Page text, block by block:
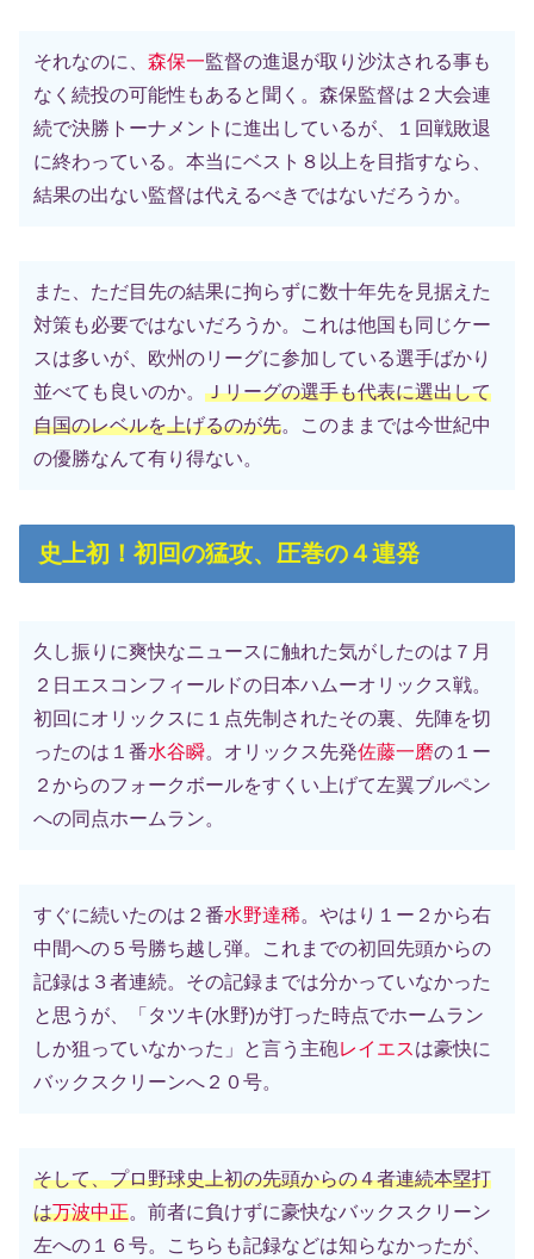
それなのに、 森保一監督の進退が取り沙汰される事も
なく続投の可能性もあると聞く。森保監督は２大会連
続で決勝トーナメントに進出しているが、１回戦敗退
に終わっている。本当にベスト８以上を目指すなら、
結果の出ない監督は代えるべきではないだろうか。
また、ただ目先の結果に拘らずに数十年先を見据えた
対策も必要ではないだろうか。これは他国も同じケー
スは多いが、欧州のリーグに参加している選手ばかり
並べても良いのか。 Ｊリーグの選手も代表に選出して
自国のレベルを上げるのが先。このままでは今世紀中
の優勝なんて有り得ない。
史上初！初回の猛攻、圧巻の４連発
久し振りに爽快なニュースに触れた気がしたのは７月
２日エスコンフィールドの日本ハムーオリックス戦。
初回にオリックスに１点先制されたその裏、先陣を切
ったのは１番水谷瞬。オリックス先発佐藤一磨の１ー
２からのフォークボールをすくい上げて左翼ブルペン
への同点ホームラン。
すぐに続いたのは２番水野達稀。やはり１ー２から右
中間への５号勝ち越し弾。これまでの初回先頭からの
記録は３者連続。その記録までは分かっていなかった
と思うが、「タツキ(水野)が打った時点でホームラン
しか狙っていなかった」と言う主砲レイエスは豪快に
バックスクリーンへ２０号。
そして、プロ野球史上初の先頭からの４者連続本塁打
は万波中正。前者に負けずに豪快なバックスクリーン
左への１６号。こちらも記録などは知らなかったが、